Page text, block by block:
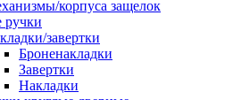
корпуса защелок
ручки
завертки
Броненакладки
Завертки
Накладки